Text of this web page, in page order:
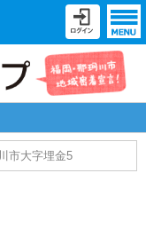
市大字埋金5